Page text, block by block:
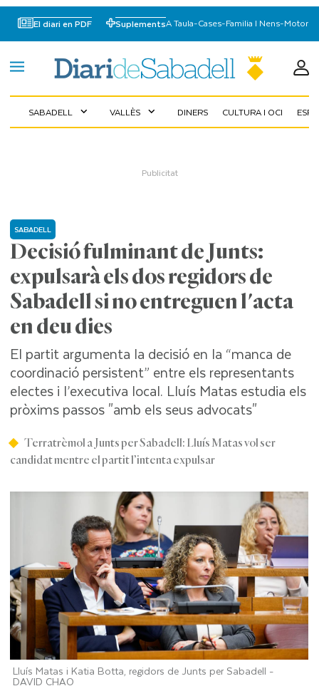
El diari en PDF SuplementsA Taula-Cases-Familia I Nens-Motor
SABADELL expand_more VALLÈS expand_more DINERS CULTURA I OCI
Decisió fulminant de Junts:
expulsarà els dos regidors de
Sabadell si no entreguen l'acta
en deu dies
SABADELL
El partit argumenta la decisió en la “manca de
coordinació persistent” entre els representants
electes i l’executiva local. Lluís Matas estudia els
pròxims passos "amb els seus advocats"
Terratrèmol a Junts per Sabadell: Lluís Matas vol ser
candidat mentre el partit l’intenta expulsar
Lluís Matas i Katia Botta, regidors de Junts per Sabadell -
DAVID CHAO